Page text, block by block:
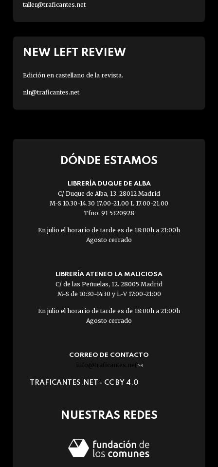
taller@traficantes.net
NEW LEFT REVIEW
Edición en castellano de la revista.
nlr@traficantes.net
DÓNDE ESTAMOS
LIBRERÍA DUQUE DE ALBA
C/ Duque de Alba, 13. 28012 Madrid
M-S 10.30-14.30 17.00-21.00 L 17.00-21.00
Tfno: 91 5320928
En julio el horario de tarde es de 18:00h a 21:00h
Agosto cerrado
LIBRERÍA ATENEO LA MALICIOSA
C/ de las Peñuelas, 12. 28005 Madrid
M-S de 10:30-14:30 y L-V 17:00-21:00
En julio el horario de tarde es de 18:00h a 21:00h
Agosto cerrado
CORREO DE CONTACTO
info@traficantes.net (link
e-
TRAFICANTES.NET - CC BY 4.0
NUESTRAS REDES